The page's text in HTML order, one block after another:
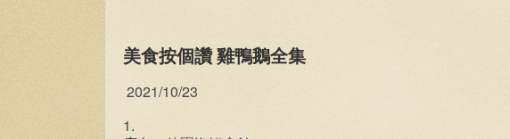
美食按個讚 雞鴨鵝全集
2021/10/23
1.